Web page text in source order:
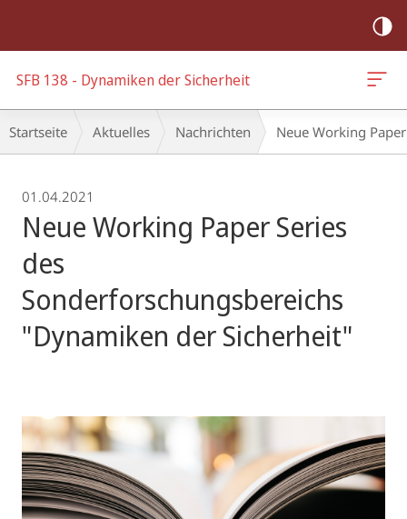
SFB 138 - Dynamiken der Sicherheit
Breadcrumb-
Navigation
Startseite Aktuelles Nachrichten Neue Working
01.04.2021
Neue Working Paper Series
des
Sonderforschungsbereichs
"Dynamiken der Sicherheit"